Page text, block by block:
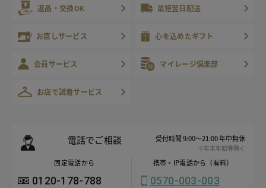
返品・交換OK 最短翌日配送
お直しサービス 心を込めたギフト
会員サービス マイレージ倶楽部
お店で試着サービス
電話でご相談 受付時間 9:00～21:00 年中無休
※年末年始等除く
固定電話から
0120-178-788
携帯・IP電話から（有料）
0570-003-003